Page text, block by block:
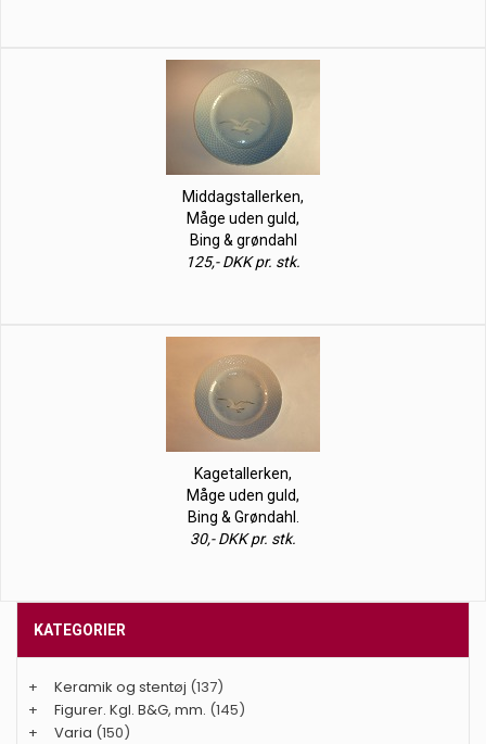
Middagstallerken,
Måge uden guld,
Bing & grøndahl
125,- DKK pr. stk.
Kagetallerken,
Måge uden guld,
Bing & Grøndahl.
30,- DKK pr. stk.
KATEGORIER
+ Keramik og stentøj (137)
+
Figurer. Kgl. B&G, mm. (145)
+
Varia (150)